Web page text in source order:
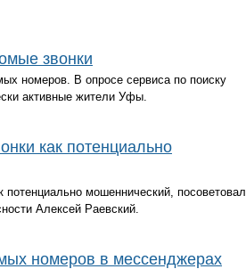
звонки
номеров. В опросе сервиса по поиску
активные жители Уфы.
как потенциально
мошеннический, посоветовал
Алексей Раевский.
номеров в мессенджерах